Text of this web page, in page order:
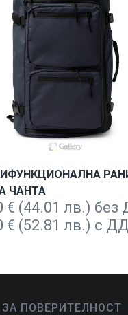
ЧАНТА
€ (44.01 лв.) без
€ (52.81 лв.) с
ПОВЕРИТЕЛНОСТ